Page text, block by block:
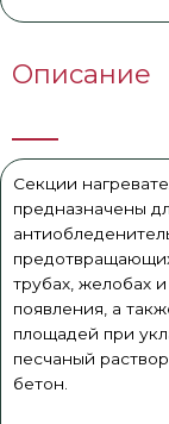
Описание
Секции
предназначены
трубах, желобах
появления, а
площадей при
песчаный
бетон.